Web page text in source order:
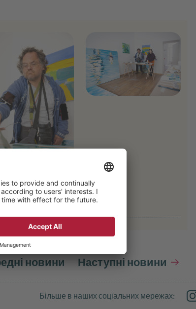
новини Наступні новини
Більше в наших соціальних мережах: